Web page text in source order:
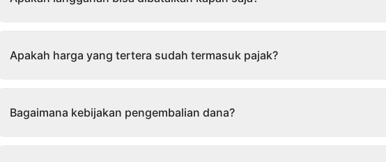
Apakah harga yang tertera sudah termasuk pajak?
Bagaimana kebijakan pengembalian dana?